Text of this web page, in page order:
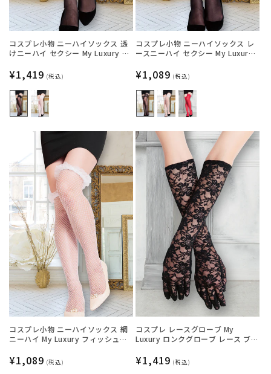
コスプレ小物 ニーハイソックス 透
けニーハイ セクシー My Luxury シ
レディース フリーサイズ ブラック
【クリアストーン】
通
常
価
格
¥1,419 (税込)
コスプレ小物 ニーハイソックス レ
ースニーハイ セクシー My Luxury
ド レディース フリーサイズ ブラッ
ク【クリアストーン】
通
常
価
格
¥1,089 (税込)
コスプレ小物 ニーハイソックス 網
ニーハイ My Luxury フィッシュネ
リーサイズ ホワイト【クリアスト
ーン】
通
¥1,089 (税込)
コスプレ レースグローブ My
Luxury ロンクグローブ レース ブラ
ック【クリアストーン】
通
¥1,419 (税込)